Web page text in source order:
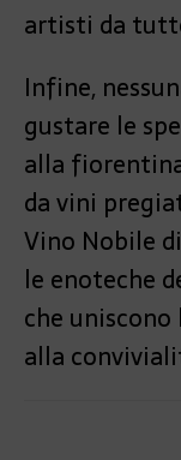
artisti da
Infine,
gustare le
alla
da vini
Vino Nobile
le enoteche
che
alla